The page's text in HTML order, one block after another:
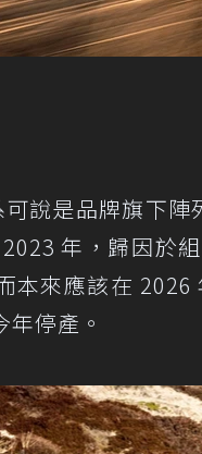
可說是品牌旗下陣
年，歸因於
本來應該在 2026
停產。